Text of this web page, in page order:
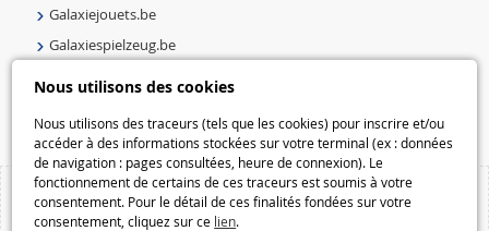
Nous utilisons des cookies
Nous utilisons des traceurs (tels que les cookies) pour inscrire et/ou
accéder à des informations stockées sur votre terminal (ex : données
de navigation : pages consultées, heure de connexion). Le
fonctionnement de certains de ces traceurs est soumis à votre
consentement. Pour le détail de ces finalités fondées sur votre
consentement, cliquez sur ce lien.
Galaxiejouets.be
Galaxiespielzeug.be